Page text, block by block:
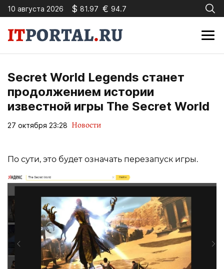
10 августа 2026 $ 81.97 € 94.7
Secret World Legends станет
продолжением истории
известной игры The Secret World
27 октября 23:28 Новости
По сути, это будет означать перезапуск игры.